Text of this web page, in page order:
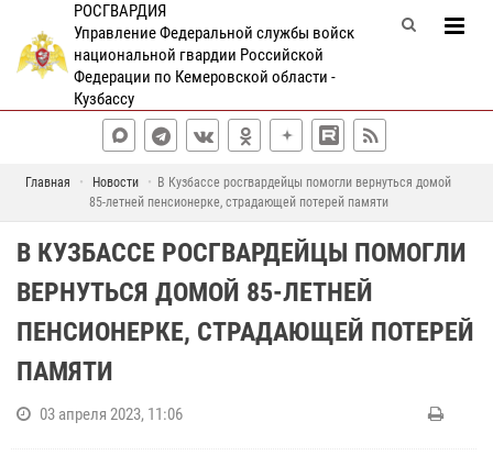
РОСГВАРДИЯ
Управление Федеральной службы войск
национальной гвардии Российской
Федерации по Кемеровской области -
Кузбассу
Главная Новости
В Кузбассе росгвардейцы помогли вернуться домой
85-летней пенсионерке, страдающей потерей памяти
В КУЗБАССЕ РОСГВАРДЕЙЦЫ ПОМОГЛИ
ВЕРНУТЬСЯ ДОМОЙ 85-ЛЕТНЕЙ
ПЕНСИОНЕРКЕ, СТРАДАЮЩЕЙ ПОТЕРЕЙ
ПАМЯТИ
03 апреля 2023, 11:06